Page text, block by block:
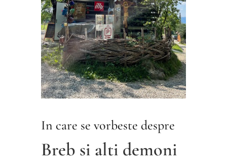
In care se vorbeste despre
Breb si alti demoni